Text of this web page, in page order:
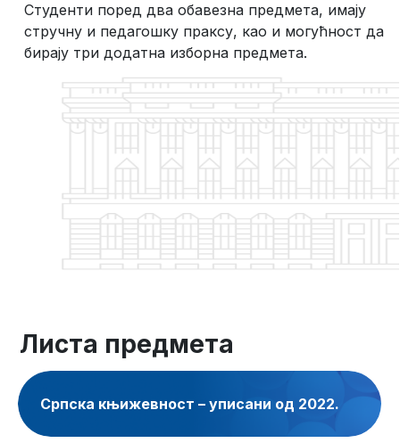
Студенти поред два обавезна предмета, имају
стручну и педагошку праксу, као и могућност да
бирају три додатна изборна предмета.
Листа предмета
Српска књижевност – уписани од 2022.